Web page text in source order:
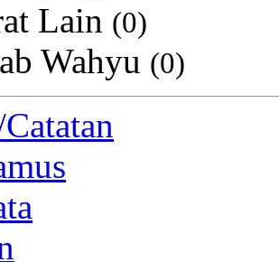
Lain (0)
Wahyu (0)